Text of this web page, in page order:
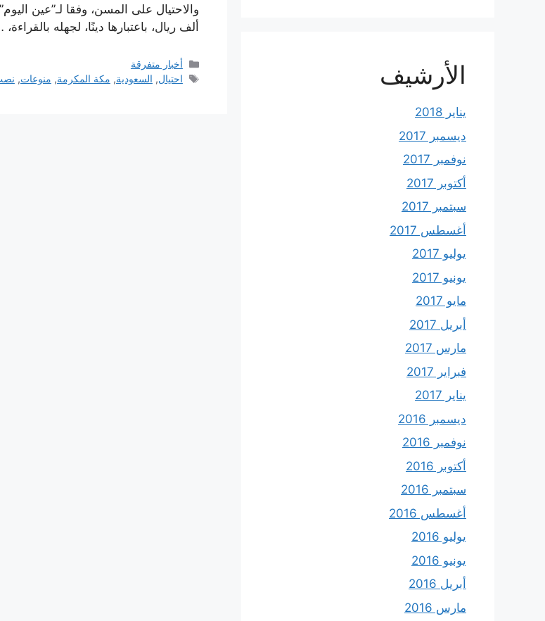
ألف ريال، باعتبارها دينًا، لجهله بالقراءة،
التصنيفات
أخبار متفرقة
الوسوم
احتيال, السعودية, مكة المكرمة, منوعات, الأرشيف
يناير 2018
ديسمبر 2017
نوفمبر 2017
أكتوبر 2017
سبتمبر 2017
أغسطس 2017
يوليو 2017
يونيو 2017
مايو 2017
أبريل 2017
مارس 2017
فبراير 2017
يناير 2017
ديسمبر 2016
نوفمبر 2016
أكتوبر 2016
سبتمبر 2016
أغسطس 2016
يوليو 2016
يونيو 2016
أبريل 2016
مارس 2016